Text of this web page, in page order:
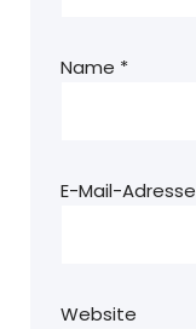
Name *
E-Mail-Adresse
Website